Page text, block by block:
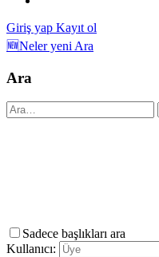
Giriş yap Kayıt ol
🆕Neler yeni Ara
Ara
Sadece başlıkları ara
Kullanıcı: